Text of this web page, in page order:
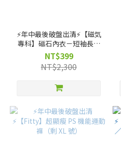
⚡️年中最後破盤出清⚡️【磁気
專科】磁石內衣－短袖長版
（純黑）（剩 XS, S, M, L, XL
號）
NT$399
NT$2,300